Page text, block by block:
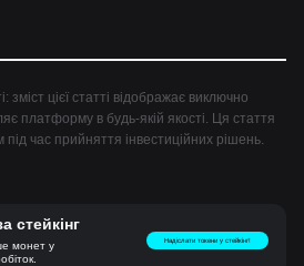
зміст цієї статті відображає виключно
платформу в будь-якій якості. Ця стаття
час прийняття інвестиційних рішень.
стейкінг
монет у
Надіслати токени у стейкінг!